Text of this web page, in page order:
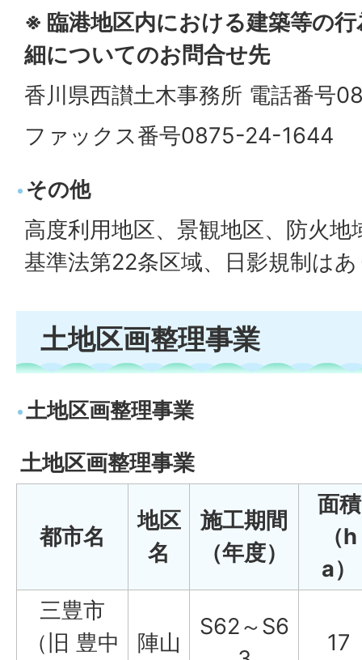
※ 臨港地区内における建築等の
細についてのお問合せ先
香川県西讃土木事務所 電話番号
ファックス番号0875-24-1644
その他
高度利用地区、景観地区、防火地
基準法第22条区域、日影規制は
土地区画整理事業
土地区画整理事業
土地区画整理事業
都市名
地区
名
施工期間
（年度）
面積
（h
a）
三豊市
（旧 豊中
陣山
S62～S6
17